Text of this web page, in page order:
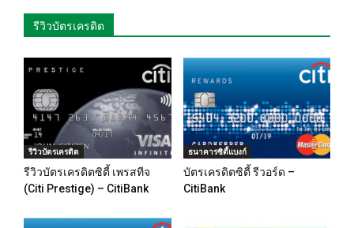
รีวิวบัตรเครดิต
รีวิวบัตรเครดิต
รีวิวบัตรเครดิตซิตี้ เพรสทีจ
(Citi Prestige) – CitiBank
ธนาคารซิตี้แบงก์
บัตรเครดิตซิตี้ รีวอร์ด –
CitiBank